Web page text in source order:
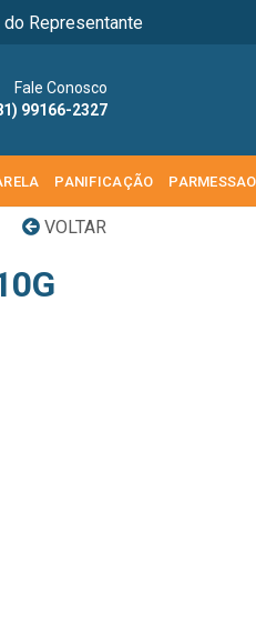
do Representante
Fale Conosco
99166-2327
PANIFICAÇÃO PARMESSAO
VOLTAR